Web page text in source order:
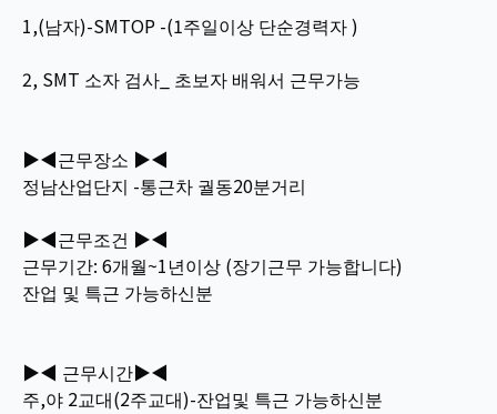
1,(남자)-SMTOP -(1주일이상 단순경력자 )
2, SMT 소자 검사_ 초보자 배워서 근무가능
▶◀근무장소 ▶◀
정남산업단지 -통근차 궐동20분거리
▶◀근무조건 ▶◀
근무기간: 6개월~1년이상 (장기근무 가능합니다)
잔업 및 특근 가능하신분
▶◀ 근무시간▶◀
주,야 2교대(2주교대)-잔업및 특근 가능하신분